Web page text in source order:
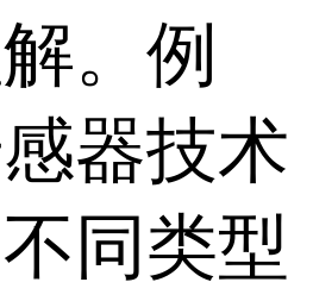
。例
器技术
同类型